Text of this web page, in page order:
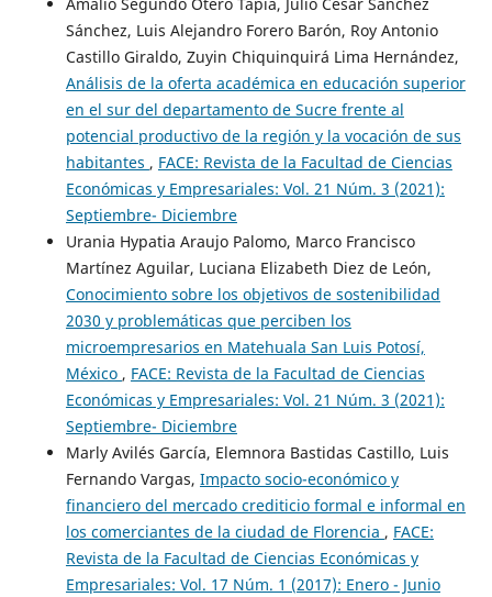
Sánchez, Luis Alejandro Forero Barón, Roy Antonio
Castillo Giraldo, Zuyin Chiquinquirá Lima Hernández,
Análisis de la oferta académica en educación superior
en el sur del departamento de Sucre frente al
potencial productivo de la región y la vocación de sus
habitantes , FACE: Revista de la Facultad de Ciencias
Económicas y Empresariales: Vol. 21 Núm. 3 (2021):
Septiembre- Diciembre
Urania Hypatia Araujo Palomo, Marco Francisco
Martínez Aguilar, Luciana Elizabeth Diez de León,
Conocimiento sobre los objetivos de sostenibilidad
2030 y problemáticas que perciben los
microempresarios en Matehuala San Luis Potosí,
México , FACE: Revista de la Facultad de Ciencias
Económicas y Empresariales: Vol. 21 Núm. 3 (2021):
Septiembre- Diciembre
Marly Avilés García, Elemnora Bastidas Castillo, Luis
Fernando Vargas, Impacto socio-económico y
financiero del mercado crediticio formal e informal en
los comerciantes de la ciudad de Florencia , FACE:
Revista de la Facultad de Ciencias Económicas y
Empresariales: Vol. 17 Núm. 1 (2017): Enero - Junio